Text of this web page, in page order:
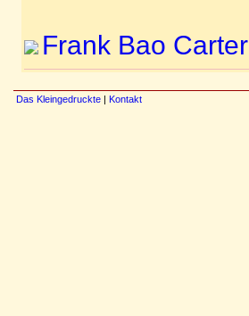
Frank Bao Carter
Das Kleingedruckte | Kontakt